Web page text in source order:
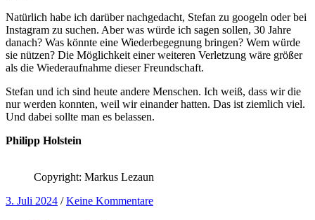
Natürlich habe ich darüber nachgedacht, Stefan zu googeln oder bei
Instagram zu suchen. Aber was würde ich sagen sollen, 30 Jahre
danach? Was könnte eine Wiederbegegnung bringen? Wem würde
sie nützen? Die Möglichkeit einer weiteren Verletzung wäre größer
als die Wiederaufnahme dieser Freundschaft.
Stefan und ich sind heute andere Menschen. Ich weiß, dass wir die
nur werden konnten, weil wir einander hatten. Das ist ziemlich viel.
Und dabei sollte man es belassen.
Philipp Holstein
Copyright: Markus Lezaun
3. Juli 2024 / Keine Kommentare